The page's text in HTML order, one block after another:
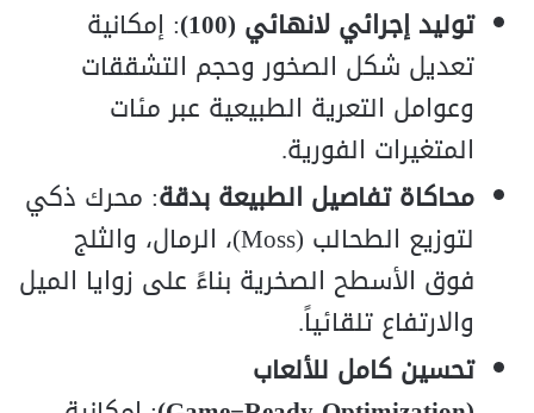
توليد إجرائي لانهائي (100
): إمكانية
تعديل شكل الصخور وحجم التشققات
وعوامل التعرية الطبيعية عبر مئات
المتغيرات الفورية.
محاكاة تفاصيل الطبيعة بدقة: محرك ذكي
لتوزيع الطحالب (
Moss )، الرمال، والثلج
فوق الأسطح الصخرية بناءً على زوايا الميل
والارتفاع تلقائياً.
تحسين كامل للألعاب